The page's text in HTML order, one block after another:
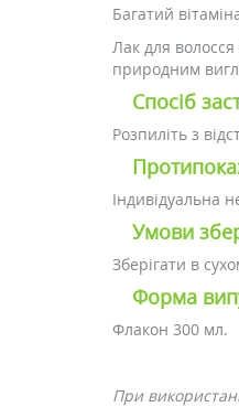
Багатий
Лак для волосся
природним
Спосіб
Розпиліть з
Індивідуальна
Умови
Зберігати в
Форма
Флакон 300 мл.
При